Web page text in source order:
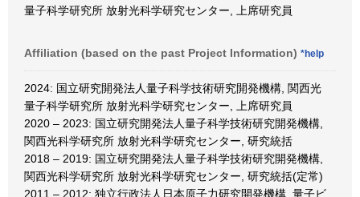
量子科学研究所 放射光科学研究センター, 上席研究員
Affiliation (based on the past Project Information) *help
2024: 国立研究開発法人量子科学技術研究開発機構, 関西光
量子科学研究所 放射光科学研究センター, 上席研究員
2020 – 2023: 国立研究開発法人量子科学技術研究開発機構,
関西光科学研究所 放射光科学研究センター, 研究統括
2018 – 2019: 国立研究開発法人量子科学技術研究開発機構,
関西光科学研究所 放射光科学研究センター, 研究統括(定常)
2011 – 2012: 独立行政法人日本原子力研究開発機構, 量子ビ